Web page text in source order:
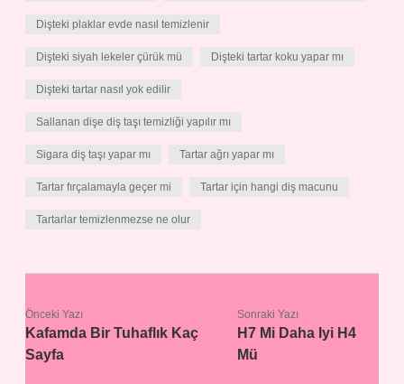
Dişteki plaklar evde nasıl temizlenir
Dişteki siyah lekeler çürük mü Dişteki tartar koku yapar mı
Dişteki tartar nasıl yok edilir
Sallanan dişe diş taşı temizliği yapılır mı
Sigara diş taşı yapar mı Tartar ağrı yapar mı
Tartar fırçalamayla geçer mi Tartar için hangi diş macunu
Tartarlar temizlenmezse ne olur
Önceki Yazı
Kafamda Bir Tuhaflık Kaç
Sayfa
Sonraki Yazı
H7 Mi Daha Iyi H4
Mü